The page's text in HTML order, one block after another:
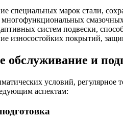
специальных марок стали,
систем подвески,
износостойких покрытий,
обслуживание и
условий,
аспектам: